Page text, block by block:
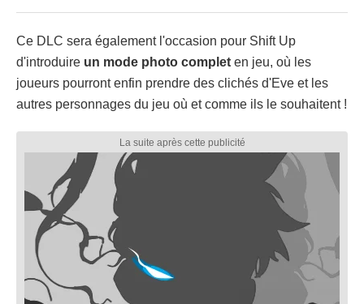
Ce DLC sera également l'occasion pour Shift Up
d'introduire un mode photo complet en jeu, où les
joueurs pourront enfin prendre des clichés d'Eve et les
autres personnages du jeu où et comme ils le souhaitent !